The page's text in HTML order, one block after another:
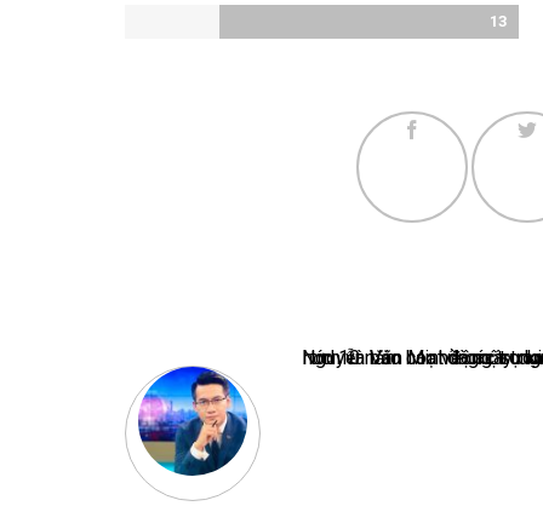
13
Nguyễn Văn Minh là một trong những chuyên gia hàng đầu